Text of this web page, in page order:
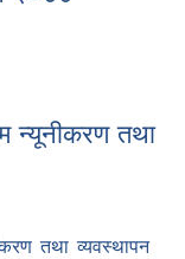
न्यूनीकरण तथा
तथा व्यवस्थापन